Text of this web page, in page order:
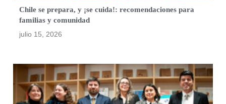
Chile se prepara, y ¡se cuida!: recomendaciones para
familias y comunidad
julio 15, 2026